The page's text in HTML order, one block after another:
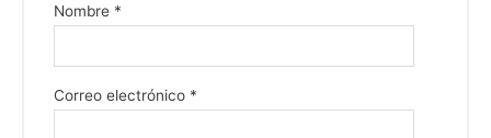
Nombre *
Correo electrónico *